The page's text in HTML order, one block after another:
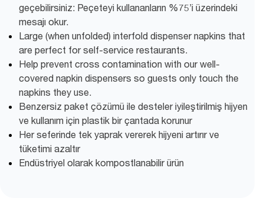
geçebilirsiniz: Peçeteyi kullananların %75’i üzerindeki
mesajı okur.
Large (when unfolded) interfold dispenser napkins that
are perfect for self-service restaurants.
Help prevent cross contamination with our well-
covered napkin dispensers so guests only touch the
napkins they use.
Benzersiz paket çözümü ile desteler iyileştirilmiş hijyen
ve kullanım için plastik bir çantada korunur
Her seferinde tek yaprak vererek hijyeni artırır ve
tüketimi azaltır
Endüstriyel olarak kompostlanabilir ürün